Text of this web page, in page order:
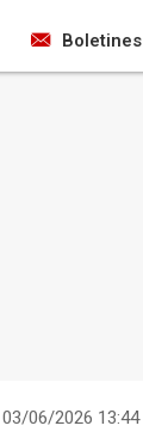
Boletines
06/2026 13:44